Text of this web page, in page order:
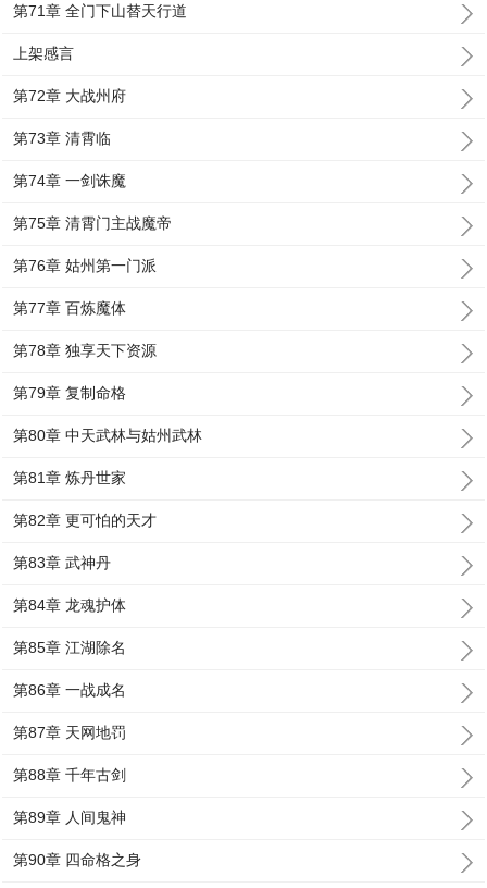
第71章 全门下山替天行道
上架感言
第72章 大战州府
第73章 清霄临
第74章 一剑诛魔
第75章 清霄门主战魔帝
第76章 姑州第一门派
第77章 百炼魔体
第78章 独享天下资源
第79章 复制命格
第80章 中天武林与姑州武林
第81章 炼丹世家
第82章 更可怕的天才
第83章 武神丹
第84章 龙魂护体
第85章 江湖除名
第86章 一战成名
第87章 天网地罚
第88章 千年古剑
第89章 人间鬼神
第90章 四命格之身